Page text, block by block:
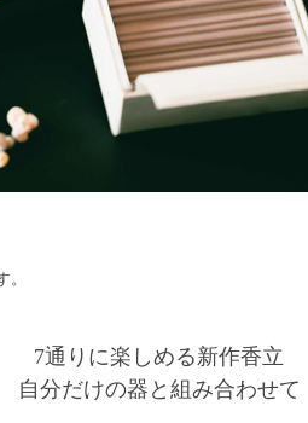
7通りに楽しめる新作香立
自分だけの器と組み合わせて